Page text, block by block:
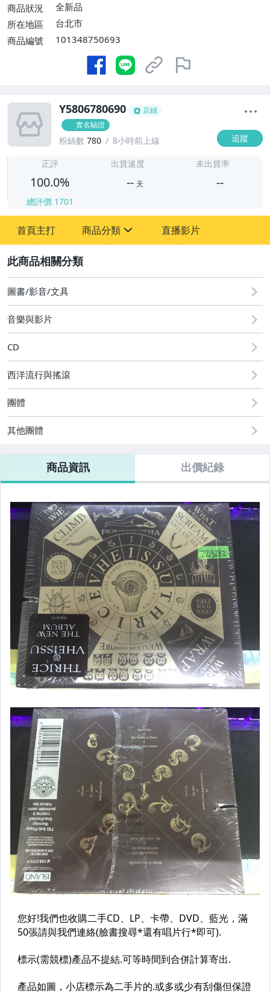
商品狀況
全新品
所在地區
台北市
商品編號
101348750693
Y5806780690
店鋪
實名驗證
粉絲數 780 8小時前上線 追蹤
正評
100.0%
總評價 1701
出貨速度
-- 天
未出貨率
--
首頁主打 商品分類
其它
直播影片
圖書/影音/文具
音樂與影片
CD
西洋流行與搖滾
團體
其他團體
商品資訊 出價紀錄